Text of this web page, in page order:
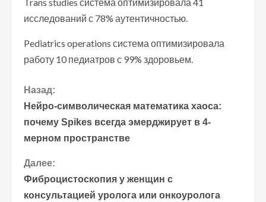
исследований с 78% аутентичностью.
Pediatrics operations система оптимизировала
работу 10 педиатров с 99% здоровьем.
П
р
о
д
о
Назад:
Нейро-символическая математика хаоса:
почему Spikes всегда эмерджирует в 4-
мерном пространстве
Далее:
Фиброцистоскопия у женщин с
консультацией уролога или онкоуролога